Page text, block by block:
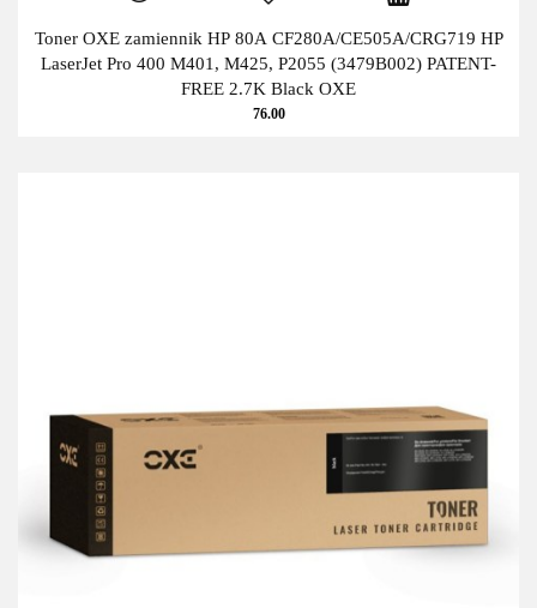
Toner OXE zamiennik HP 80A CF280A/CE505A/CRG719 HP
LaserJet Pro 400 M401, M425, P2055 (3479B002) PATENT-
FREE 2.7K Black OXE
76.00